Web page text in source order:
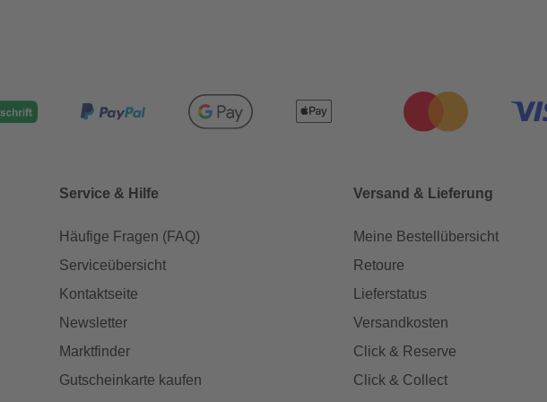
Service & Hilfe
Häufige Fragen (FAQ)
Serviceübersicht
Kontaktseite
Newsletter
Marktfinder
Gutscheinkarte kaufen
Versand & Lieferung
Meine Bestellübersicht
Retoure
Lieferstatus
Versandkosten
Click & Reserve
Click & Collect